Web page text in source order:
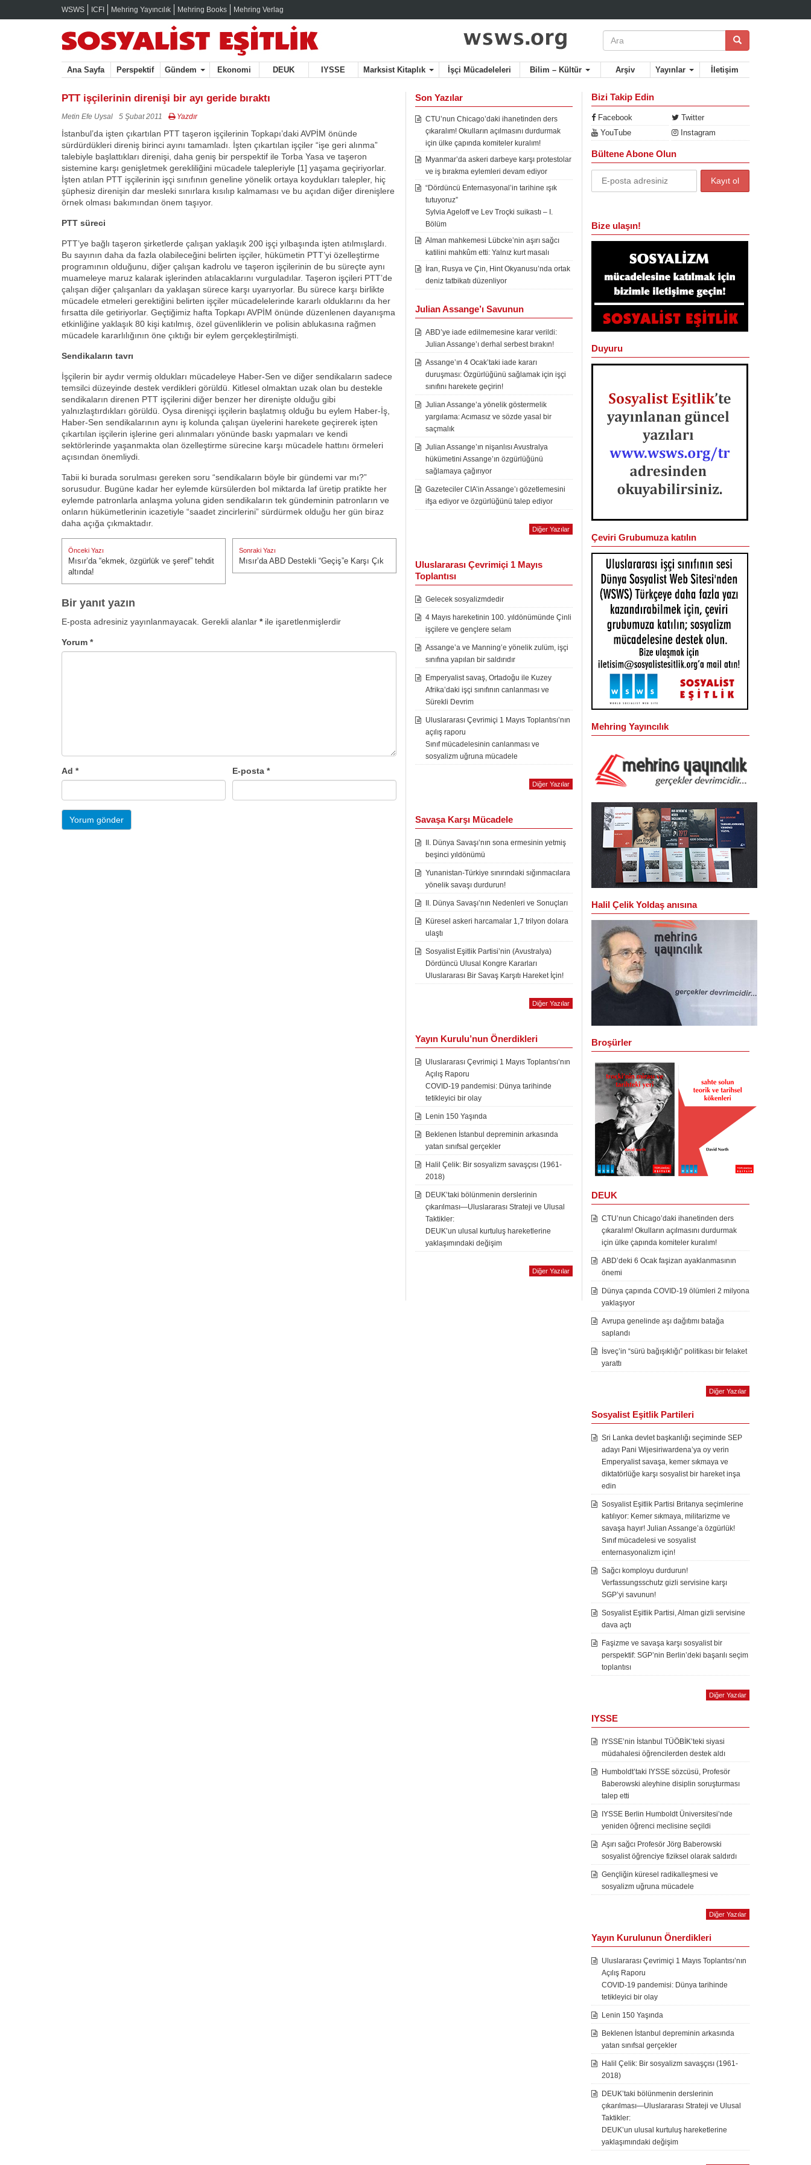
WSWS ICFI Mehring Yayıncılık Mehring Books Mehring Verlag
Ana Sayfa Perspektif Gündem Ekonomi DEUK IYSSE Marksist Kitaplık İşçi Mücadeleleri Bilim – Kültür Arşiv Yayınlar İletişim
PTT işçilerinin direnişi bir ayı geride bıraktı
Metin Efe Uysal 5 Şubat 2011 Yazdır
İstanbul’da işten çıkartılan PTT taşeron işçilerinin Topkapı’daki AVPİM önünde
sürdürdükleri direniş birinci ayını tamamladı. İşten çıkartılan işçiler “işe geri alınma”
talebiyle başlattıkları direnişi, daha geniş bir perspektif ile Torba Yasa ve taşeron
sistemine karşı genişletmek gerekliliğini mücadele talepleriyle [1] yaşama geçiriyorlar.
İşten atılan PTT işçilerinin işçi sınıfının geneline yönelik ortaya koydukları talepler, hiç
şüphesiz direnişin dar mesleki sınırlara kısılıp kalmaması ve bu açıdan diğer direnişlere
örnek olması bakımından önem taşıyor.
PTT süreci
PTT’ye bağlı taşeron şirketlerde çalışan yaklaşık 200 işçi yılbaşında işten atılmışlardı.
Bu sayının daha da fazla olabileceğini belirten işçiler, hükümetin PTT’yi özelleştirme
programının olduğunu, diğer çalışan kadrolu ve taşeron işçilerinin de bu süreçte aynı
muameleye maruz kalarak işlerinden atılacaklarını vurguladılar. Taşeron işçileri PTT’de
çalışan diğer çalışanları da yaklaşan sürece karşı uyarıyorlar. Bu sürece karşı birlikte
mücadele etmeleri gerektiğini belirten işçiler mücadelelerinde kararlı olduklarını da her
fırsatta dile getiriyorlar. Geçtiğimiz hafta Topkapı AVPİM önünde düzenlenen dayanışma
etkinliğine yaklaşık 80 kişi katılmış, özel güvenliklerin ve polisin ablukasına rağmen
mücadele kararlılığının öne çıktığı bir eylem gerçekleştirilmişti.
Sendikaların tavrı
İşçilerin bir aydır vermiş oldukları mücadeleye Haber-Sen ve diğer sendikaların sadece
temsilci düzeyinde destek verdikleri görüldü. Kitlesel olmaktan uzak olan bu destekle
sendikaların direnen PTT işçilerini diğer benzer her direnişte olduğu gibi
yalnızlaştırdıkları görüldü. Oysa direnişçi işçilerin başlatmış olduğu bu eylem Haber-İş,
Haber-Sen sendikalarının aynı iş kolunda çalışan üyelerini harekete geçirerek işten
çıkartılan işçilerin işlerine geri alınmaları yönünde baskı yapmaları ve kendi
sektörlerinde yaşanmakta olan özelleştirme sürecine karşı mücadele hattını örmeleri
açısından önemliydi.
Tabii ki burada sorulması gereken soru “sendikaların böyle bir gündemi var mı?”
sorusudur. Bugüne kadar her eylemde kürsülerden bol miktarda laf üretip pratikte her
eylemde patronlarla anlaşma yoluna giden sendikaların tek gündeminin patronların ve
onların hükümetlerinin icazetiyle “saadet zincirlerini” sürdürmek olduğu her gün biraz
daha açığa çıkmaktadır.
Yazı
gezinmesi
Önceki Yazı
Önceki Yazı:
Mısır’da “ekmek, özgürlük ve şeref” tehdit
altında!
Sonraki Yazı
Sonraki Yazı:
Mısır’da ABD Destekli “Geçiş”e Karşı Çık
Bir yanıt yazın
E-posta adresiniz yayınlanmayacak. Gerekli alanlar *ile işaretlenmişlerdir
Yorum *
Ad * E-posta*
Son Yazılar
CTU’nun Chicago’daki ihanetinden ders
çıkaralım! Okulların açılmasını durdurmak
için ülke çapında komiteler kuralım!
Myanmar’da askeri darbeye karşı protestolar
ve iş bırakma eylemleri devam ediyor
“Dördüncü Enternasyonal’in tarihine ışık
tutuyoruz”
Sylvia Ageloff ve Lev Troçki suikastı – I.
Bölüm
Alman mahkemesi Lübcke’nin aşırı sağcı
katilini mahkûm etti: Yalnız kurt masalı
İran, Rusya ve Çin, Hint Okyanusu’nda ortak
deniz tatbikatı düzenliyor
Julian Assange’ı Savunun
ABD’ye iade edilmemesine karar verildi:
Julian Assange’ı derhal serbest bırakın!
Assange’ın 4 Ocak’taki iade kararı
duruşması: Özgürlüğünü sağlamak için işçi
sınıfını harekete geçirin!
Julian Assange’a yönelik göstermelik
yargılama: Acımasız ve sözde yasal bir
saçmalık
Julian Assange’ın nişanlısı Avustralya
hükümetini Assange’ın özgürlüğünü
sağlamaya çağırıyor
Gazeteciler CIA’in Assange’ı gözetlemesini
ifşa ediyor ve özgürlüğünü talep ediyor
Diğer Yazılar
Uluslararası Çevrimiçi 1 Mayıs
Toplantısı
Gelecek sosyalizmdedir
4 Mayıs hareketinin 100. yıldönümünde Çinli
işçilere ve gençlere selam
Assange’a ve Manning’e yönelik zulüm, işçi
sınıfına yapılan bir saldırıdır
Emperyalist savaş, Ortadoğu ile Kuzey
Afrika’daki işçi sınıfının canlanması ve
Sürekli Devrim
Uluslararası Çevrimiçi 1 Mayıs Toplantısı’nın
açılış raporu
Sınıf mücadelesinin canlanması ve
sosyalizm uğruna mücadele
Diğer Yazılar
Savaşa Karşı Mücadele
II. Dünya Savaşı’nın sona ermesinin yetmiş
beşinci yıldönümü
Yunanistan-Türkiye sınırındaki sığınmacılara
yönelik savaşı durdurun!
II. Dünya Savaşı’nın Nedenleri ve Sonuçları
Küresel askeri harcamalar 1,7 trilyon dolara
ulaştı
Sosyalist Eşitlik Partisi’nin (Avustralya)
Dördüncü Ulusal Kongre Kararları
Uluslararası Bir Savaş Karşıtı Hareket İçin!
Diğer Yazılar
Yayın Kurulu’nun Önerdikleri
Uluslararası Çevrimiçi 1 Mayıs Toplantısı’nın
Açılış Raporu
COVID-19 pandemisi: Dünya tarihinde
tetikleyici bir olay
Lenin 150 Yaşında
Beklenen İstanbul depreminin arkasında
yatan sınıfsal gerçekler
Halil Çelik: Bir sosyalizm savaşçısı (1961-
2018)
DEUK’taki bölünmenin derslerinin
çıkarılması—Uluslararası Strateji ve Ulusal
Taktikler:
DEUK’un ulusal kurtuluş hareketlerine
yaklaşımındaki değişim
Diğer Yazılar
Bizi Takip Edin
Facebook
Twitter
YouTube
Instagram
Bültene Abone Olun
Bize ulaşın!
Duyuru
Çeviri Grubumuza katılın
Mehring Yayıncılık
Halil Çelik Yoldaş anısına
Broşürler
DEUK
CTU’nun Chicago’daki ihanetinden ders
çıkaralım! Okulların açılmasını durdurmak
için ülke çapında komiteler kuralım!
ABD’deki 6 Ocak faşizan ayaklanmasının
önemi
Dünya çapında COVID-19 ölümleri 2 milyona
yaklaşıyor
Avrupa genelinde aşı dağıtımı batağa
saplandı
İsveç’in “sürü bağışıklığı” politikası bir felaket
yarattı
Diğer Yazılar
Sosyalist Eşitlik Partileri
Sri Lanka devlet başkanlığı seçiminde SEP
adayı Pani Wijesiriwardena’ya oy verin
Emperyalist savaşa, kemer sıkmaya ve
diktatörlüğe karşı sosyalist bir hareket inşa
edin
Sosyalist Eşitlik Partisi Britanya seçimlerine
katılıyor: Kemer sıkmaya, militarizme ve
savaşa hayır! Julian Assange’a özgürlük!
Sınıf mücadelesi ve sosyalist
enternasyonalizm için!
Sağcı komployu durdurun!
Verfassungsschutz gizli servisine karşı
SGP’yi savunun!
Sosyalist Eşitlik Partisi, Alman gizli servisine
dava açtı
Faşizme ve savaşa karşı sosyalist bir
perspektif: SGP’nin Berlin’deki başarılı seçim
toplantısı
Diğer Yazılar
IYSSE
IYSSE’nin İstanbul TÜÖBİK’teki siyasi
müdahalesi öğrencilerden destek aldı
Humboldt’taki IYSSE sözcüsü, Profesör
Baberowski aleyhine disiplin soruşturması
talep etti
IYSSE Berlin Humboldt Üniversitesi’nde
yeniden öğrenci meclisine seçildi
Aşırı sağcı Profesör Jörg Baberowski
sosyalist öğrenciye fiziksel olarak saldırdı
Gençliğin küresel radikalleşmesi ve
sosyalizm uğruna mücadele
Diğer Yazılar
Yayın Kurulunun Önerdikleri
Uluslararası Çevrimiçi 1 Mayıs Toplantısı’nın
Açılış Raporu
COVID-19 pandemisi: Dünya tarihinde
tetikleyici bir olay
Lenin 150 Yaşında
Beklenen İstanbul depreminin arkasında
yatan sınıfsal gerçekler
Halil Çelik: Bir sosyalizm savaşçısı (1961-
2018)
DEUK’taki bölünmenin derslerinin
çıkarılması—Uluslararası Strateji ve Ulusal
Taktikler:
DEUK’un ulusal kurtuluş hareketlerine
yaklaşımındaki değişim